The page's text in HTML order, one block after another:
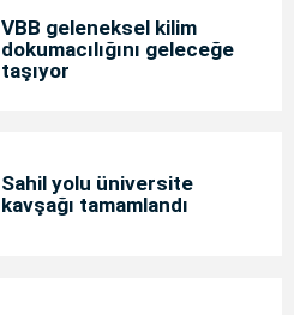
VBB geleneksel kilim
dokumacılığını geleceğe
taşıyor
Sahil yolu üniversite
kavşağı tamamlandı